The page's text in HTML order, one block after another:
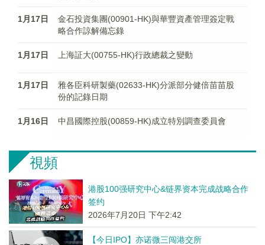
1月17日
金石投資集團(00901-HK)與華豐資產管理簽定戰
略合作諒解備忘錄
1月17日 上海証大(00755-HK)行政總裁之變動
1月17日
雅各臣科研製藥(02633-HK)分派部分健倍苗苗股
份的記錄日期
1月16日 中昌國際控股(00859-HK)成立特別調查委員會
視頻
港股100强研究中心&链界资本完成战略合作
签约
2026年7月20日 下午2:42
【今日IPO】亦诺微三闯港交所